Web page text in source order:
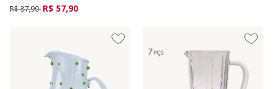
Preço reduzido de
R$ 87,90 para
R$ 57,90